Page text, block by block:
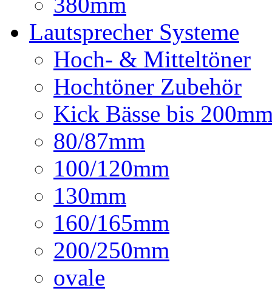
Lautsprecher Systeme
Hoch- & Mitteltöner
Hochtöner Zubehör
Kick Bässe bis
80/87mm
100/120mm
130mm
160/165mm
200/250mm
ovale